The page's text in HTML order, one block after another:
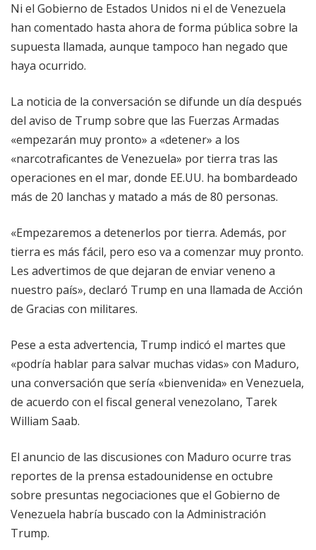
Ni el Gobierno de Estados Unidos ni el de Venezuela
han comentado hasta ahora de forma pública sobre la
supuesta llamada, aunque tampoco han negado que
haya ocurrido.
La noticia de la conversación se difunde un día después
del aviso de Trump sobre que las Fuerzas Armadas
«empezarán muy pronto» a «detener» a los
«narcotraficantes de Venezuela» por tierra tras las
operaciones en el mar, donde EE.UU. ha bombardeado
más de 20 lanchas y matado a más de 80 personas.
«Empezaremos a detenerlos por tierra. Además, por
tierra es más fácil, pero eso va a comenzar muy pronto.
Les advertimos de que dejaran de enviar veneno a
nuestro país», declaró Trump en una llamada de Acción
de Gracias con militares.
Pese a esta advertencia, Trump indicó el martes que
«podría hablar para salvar muchas vidas» con Maduro,
una conversación que sería «bienvenida» en Venezuela,
de acuerdo con el fiscal general venezolano, Tarek
William Saab.
El anuncio de las discusiones con Maduro ocurre tras
reportes de la prensa estadounidense en octubre
sobre presuntas negociaciones que el Gobierno de
Venezuela habría buscado con la Administración
Trump.